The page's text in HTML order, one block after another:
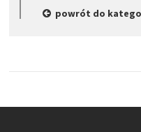
powrót do